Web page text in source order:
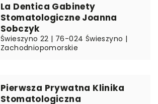
La Dentica Gabinety
Stomatologiczne Joanna
Sobczyk
Świeszyno 22 | 76-024 Świeszyno |
Zachodniopomorskie
Pierwsza Prywatna Klinika
Stomatologiczna